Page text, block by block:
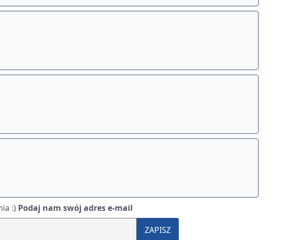
:) Podaj nam swój adres e-mail
ZAPISZ